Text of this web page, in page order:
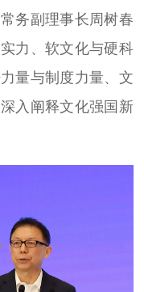
务副理事长周树春
力、软文化与硬科
量与制度力量、文
入阐释文化强国新